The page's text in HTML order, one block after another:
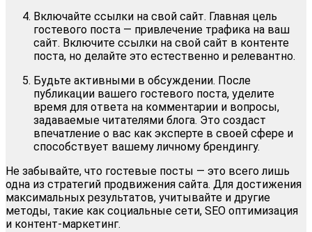
Включайте ссылки на свой сайт. Главная цель
гостевого поста — привлечение трафика на ваш
сайт. Включите ссылки на свой сайт в контенте
поста, но делайте это естественно и релевантно.
Будьте активными в обсуждении. После
публикации вашего гостевого поста, уделите
время для ответа на комментарии и вопросы,
задаваемые читателями блога. Это создаст
впечатление о вас как эксперте в своей сфере и
способствует вашему личному брендингу.
Не забывайте, что гостевые посты — это всего лишь
одна из стратегий продвижения сайта. Для достижения
максимальных результатов, учитывайте и другие
методы, такие как социальные сети, SEO оптимизация
и контент-маркетинг.